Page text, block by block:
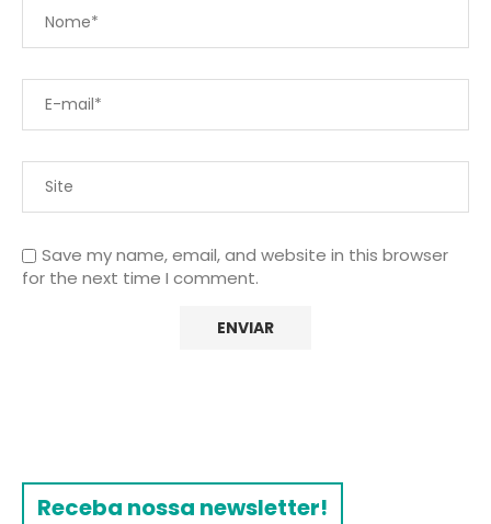
Save my name, email, and website in this browser
for the next time I comment.
Receba nossa newsletter!